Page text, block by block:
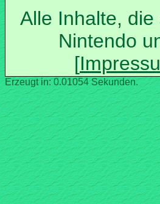
Alle Inhalte,
Nintendo
Erzeugt in: 0.01054 Sekunden.